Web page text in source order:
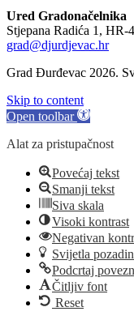
Ured Gradonačelnika
Stjepana Radića 1,
grad@djurdjevac.hr
Grad Đurđevac 2026.
Skip to content
Open toolbar
Alat za pristupačnost
Povećaj tekst
Smanji tekst
Siva skala
Visoki kontrast
Negativan
Svijetla
Podcrtaj
Čitljiv font
Reset